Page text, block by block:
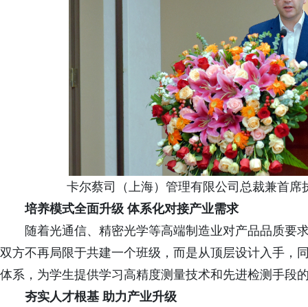
卡尔蔡司（上海）管理有限公司总裁兼首
培养模式全面升级 体系化对接产业需求
随着光通信、精密光学等高端制造业对产品品质要
双方不再局限于共建一个班级，而是从顶层设计入手，
体系，为学生提供学习高精度测量技术和先进检测手段
夯实人才根基 助力产业升级